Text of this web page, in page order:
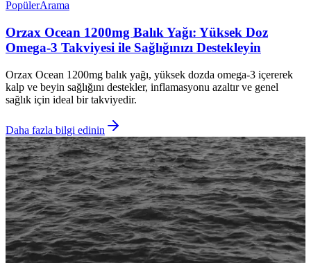
PopülerArama
Orzax Ocean 1200mg Balık Yağı: Yüksek Doz
Omega-3 Takviyesi ile Sağlığınızı Destekleyin
Orzax Ocean 1200mg balık yağı, yüksek dozda omega-3 içererek
kalp ve beyin sağlığını destekler, inflamasyonu azaltır ve genel
sağlık için ideal bir takviyedir.
Daha fazla bilgi edinin